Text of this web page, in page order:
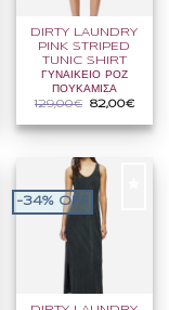
DIRTY LAUNDRY
PINK STRIPED
TUNIC SHIRT
ΓΥΝΑΙΚΕΙΟ ΡΟΖ
ΠΟΥΚΑΜΙΣΑ
129,00€
Original
was:
129,00€.
82,00€Η
τιμή
είναι:
-34% OFF